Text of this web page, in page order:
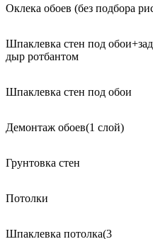
Оклека обоев (без подбора
Шпаклевка стен под
дыр ротбантом
Шпаклевка стен под обои
Демонтаж обоев(1 слой)
Грунтовка стен
Потолки
Шпаклевка потолка(3